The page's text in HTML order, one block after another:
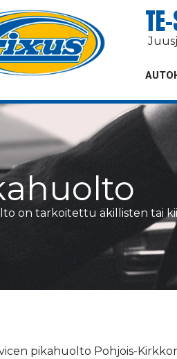
on tarkoitettu äkillisten tai
pikahuolto Pohjois-